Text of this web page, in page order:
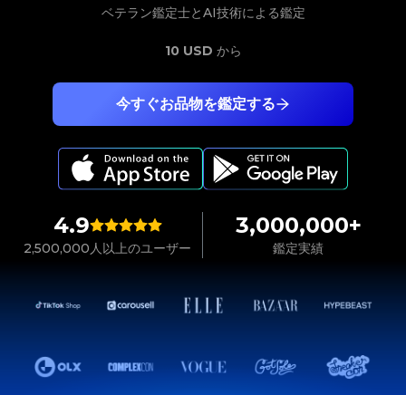
4.9
2,500,000人以上のユーザー
3,000,000+
鑑定実績
今すぐお品物を鑑定する
ベテラン鑑定士とAI技術による鑑定
10 USD から